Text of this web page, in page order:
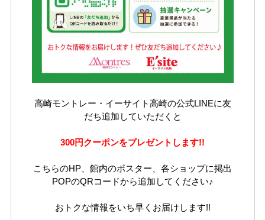
個人情報保護方針
高崎モントレー・イーサイト高崎の公式LINEに友
だち追加していただくと
300円クーポンをプレゼントします!!
こちらのHP、館内のポスター、各ショップに掲出
POPのQRコードから追加してください♪
おトクな情報をいち早くお届けします!!